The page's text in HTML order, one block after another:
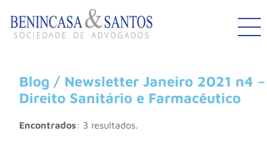
Blog / Newsletter Janeiro 2021 n4 –
Direito Sanitário e Farmacêutico
Encontrados: 3 resultados.